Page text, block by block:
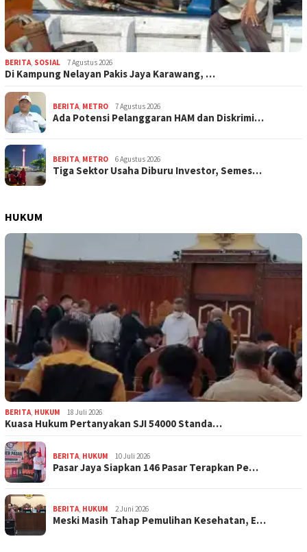
BERITA, SOSIAL 7 Agustus 2026
Di Kampung Nelayan Pakis Jaya Karawang, …
BERITA, METRO 7 Agustus 2026
Ada Potensi Pelanggaran HAM dan Diskrimi…
BERITA, METRO 6 Agustus 2026
Tiga Sektor Usaha Diburu Investor, Semes…
HUKUM
BERITA HUKUM 18 Juli 2026
Kuasa Hukum Pertanyakan SJI 54000 Standa…
BERITA HUKUM 10 Juli 2026
Pasar Jaya Siapkan 146 Pasar Terapkan Pe…
BERITA HUKUM 2 Juni 2026
Meski Masih Tahap Pemulihan Kesehatan, E…